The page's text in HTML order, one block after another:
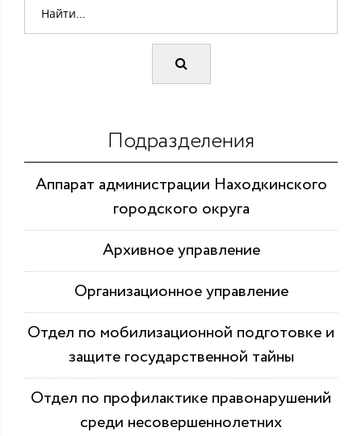
Подразделения
Аппарат администрации Находкинского
городского округа
Архивное управление
Организационное управление
Отдел по мобилизационной подготовке и
защите государственной тайны
Отдел по профилактике правонарушений
среди несовершеннолетних